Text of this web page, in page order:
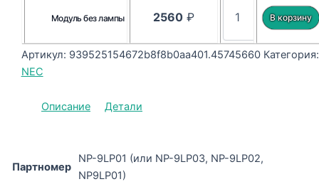
Модуль без лампы 2560₽
Артикул: 939525154672b8f8b0aa401.45745660 Категория:
NEC
Описание Детали
Партномер
NP-9LP01 (или NP-9LP03, NP-9LP02,
NP9LP01)